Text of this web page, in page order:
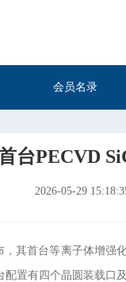
会员名录
台PECVD
2026-05-29
其首台等离子体增
置有四个晶圆装载口